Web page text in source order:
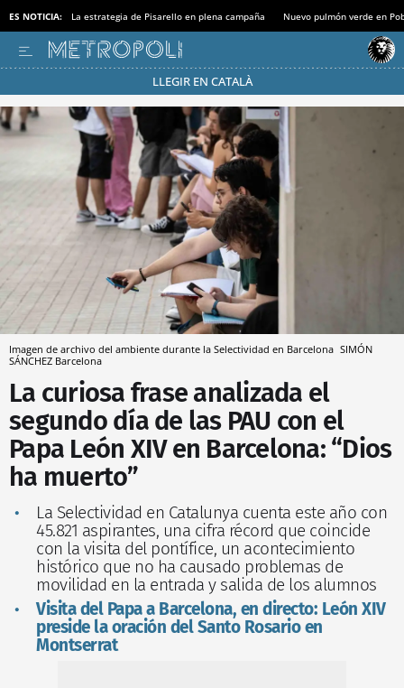
ES NOTICIA: La estrategia de Pisarello en plena campaña Nuevo pulmón verde en
LLEGIR EN CATALÀ
Pásate al MODO AHORRO
Imagen de archivo del ambiente durante la Selectividad en Barcelona SIMÓN
SÁNCHEZ Barcelona
La curiosa frase analizada el
segundo día de las PAU con el
Papa León XIV en Barcelona: “Dios
ha muerto”
La Selectividad en Catalunya cuenta este año con
45.821 aspirantes, una cifra récord que coincide
con la visita del pontífice, un acontecimiento
histórico que no ha causado problemas de
movilidad en la entrada y salida de los alumnos
Visita del Papa a Barcelona, en directo: León XIV
preside la oración del Santo Rosario en
Montserrat